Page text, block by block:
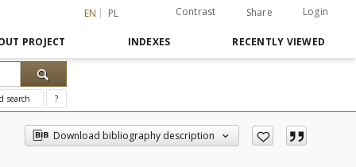
EN PL Contrast Share Login
PROJECT INDEXES RECENTLY VIEWED
search ?
Download bibliography description